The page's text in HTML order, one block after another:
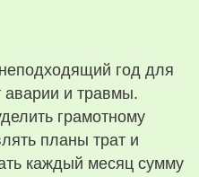
год для
и травмы.
грамотному
планы трат и
каждый месяц сумму